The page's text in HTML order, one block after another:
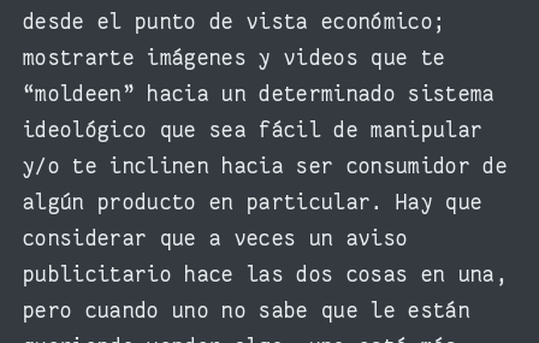
desde el punto de vista económico;
mostrarte imágenes y videos que te
“moldeen” hacia un determinado sistema
ideológico que sea fácil de manipular
y/o te inclinen hacia ser consumidor de
algún producto en particular. Hay que
considerar que a veces un aviso
publicitario hace las dos cosas en una,
pero cuando uno no sabe que le están